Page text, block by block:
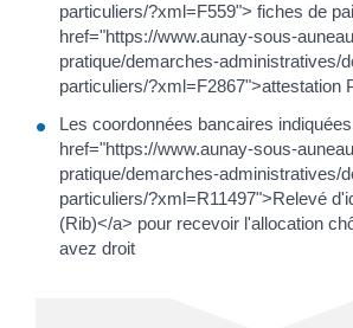
particuliers/?xml=F559"> fiches de
href="https://www.aunay-sous-
pratique/demarches-administratives/
particuliers/?xml=F2867">attestation
Les coordonnées bancaires
href="https://www.aunay-sous-
pratique/demarches-administratives/
particuliers/?xml=R11497">Relevé
(Rib)</a> pour recevoir l'allocation
avez droit